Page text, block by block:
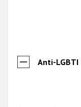
Anti-LGBTI